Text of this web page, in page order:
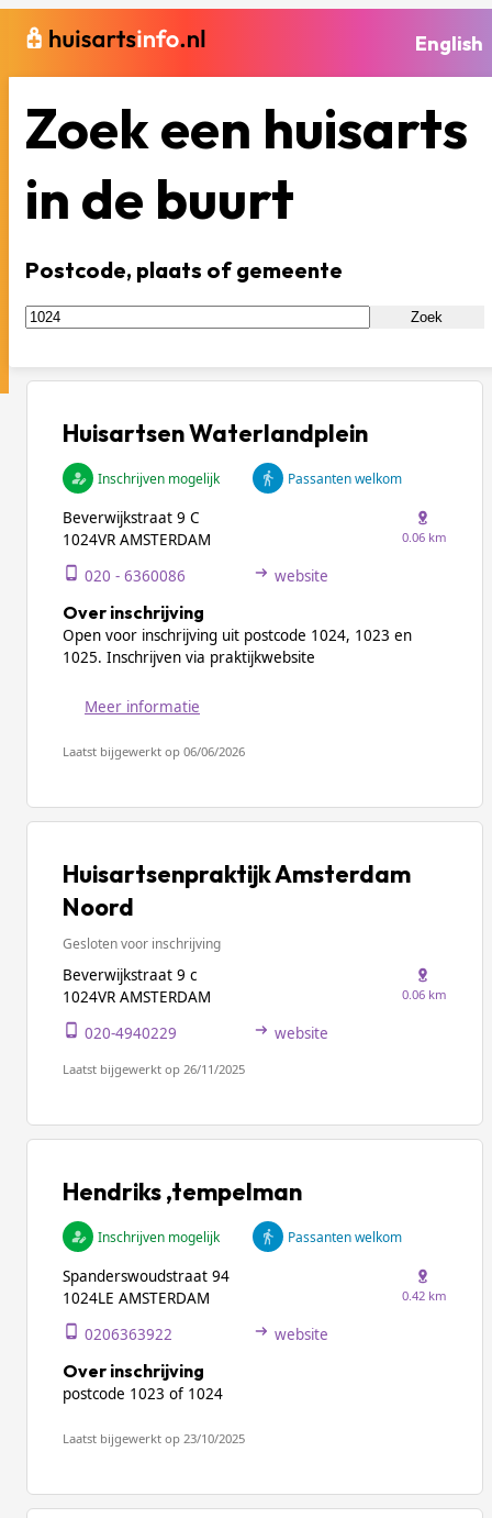
English
Zoek een huisarts
in de buurt
Postcode, plaats of gemeente
Zoek
Huisartsen Waterlandplein
Inschrijven mogelijk Passanten welkom
Beverwijkstraat 9 C
1024VR AMSTERDAM
0.06 km
020 - 6360086 website
Over inschrijving
Open voor inschrijving uit postcode 1024, 1023 en
1025. Inschrijven via praktijkwebsite
Meer informatie
Laatst bijgewerkt op 06/06/2026
Huisartsenpraktijk Amsterdam
Noord
Gesloten voor inschrijving
Beverwijkstraat 9 c
1024VR AMSTERDAM
0.06 km
020-4940229 website
Laatst bijgewerkt op 26/11/2025
Hendriks ,tempelman
Inschrijven mogelijk Passanten welkom
Spanderswoudstraat 94
1024LE AMSTERDAM
0.42 km
0206363922 website
Over inschrijving
postcode 1023 of 1024
Laatst bijgewerkt op 23/10/2025